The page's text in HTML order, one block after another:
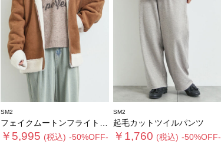
SM2
フェイクムートンフライトジャケット
￥5,995 (税込) -50%OFF-
SM2
起毛カットツイルパンツ
￥1,760 (税込) -50%OFF-